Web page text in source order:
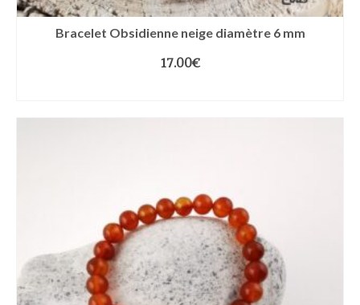
Bracelet Obsidienne neige diamètre 6 mm
17.00€